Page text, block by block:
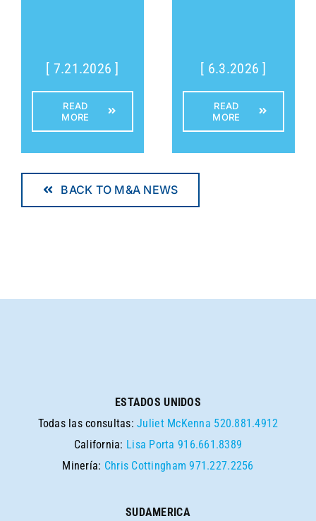
[ 7.21.2026 ]
READ
MORE
[ 6.3.2026 ]
READ
MORE
BACK TO M&A NEWS
ESTADOS UNIDOS
Todas las consultas:Juliet McKenna 520.881.4912
California: Lisa Porta 916.661.8389
Minería: Chris Cottingham 971.227.2256
SUDAMERICA